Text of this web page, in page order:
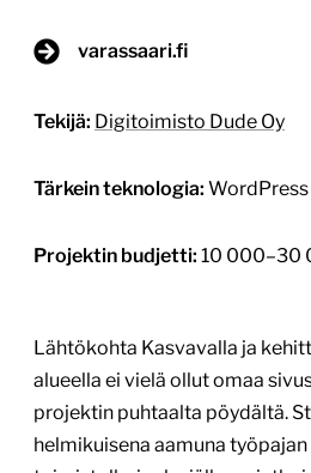
varassaari.fi
Tekijä: Digitoimisto Dude Oy
Tärkein teknologia: WordPress
Projektin budjetti: 10 000–30
Lähtökohta Kasvavalla ja
alueella ei vielä ollut omaa
projektin puhtaalta pöydältä.
helmikuisena aamuna